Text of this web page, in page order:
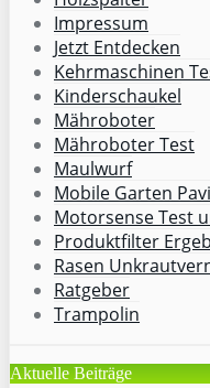
Impressum
Jetzt Entdecken
Kehrmaschinen
Kinderschaukel
Mähroboter
Mähroboter Test
Maulwurf
Mobile Garten
Motorsense Test
Produktfilter
Rasen
Ratgeber
Trampolin
Aktuelle Beiträge